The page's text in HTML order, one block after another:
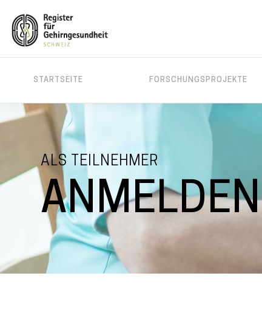
Direkt
STARTSEITE FORSCHUNGSPROJEKTE
ALS TEILNEHMER
ANMELDEN